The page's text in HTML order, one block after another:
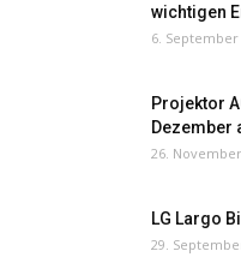
wichtigen
6. September
Projektor
Dezember
26.
LG Largo
29.